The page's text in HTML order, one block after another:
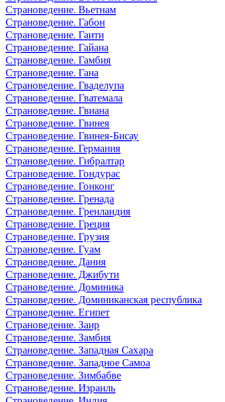
Страноведение. Вьетнам
Страноведение. Габон
Страноведение. Гаити
Страноведение. Гайана
Страноведение. Гамбия
Страноведение. Гана
Страноведение. Гваделупа
Страноведение. Гватемала
Страноведение. Гвиана
Страноведение. Гвинея
Страноведение. Гвинея-Бисау
Страноведение. Германия
Страноведение. Гибралтар
Страноведение. Гондурас
Страноведение. Гонконг
Страноведение. Гренада
Страноведение. Гренландия
Страноведение. Греция
Страноведение. Грузия
Страноведение. Гуам
Страноведение. Дания
Страноведение. Джибути
Страноведение. Доминика
Страноведение. Доминиканская республика
Страноведение. Египет
Страноведение. Заир
Страноведение. Замбия
Страноведение. Западная Сахара
Страноведение. Западное Самоа
Страноведение. Зимбабве
Страноведение. Израиль